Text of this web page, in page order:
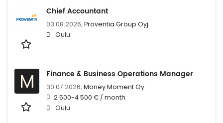
Chief Accountant
03.08.2026, Proventia Group Oyj
Oulu
M Finance & Business Operations Manager
30.07.2026, Money Moment Oy
2 500-4 500 € / month
Oulu